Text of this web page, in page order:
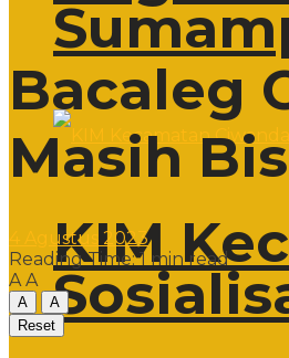
KIM
Bacaleg
Masih
4 Agustus 2023
Reading Time: 1 min read
A A
A
A
Reset